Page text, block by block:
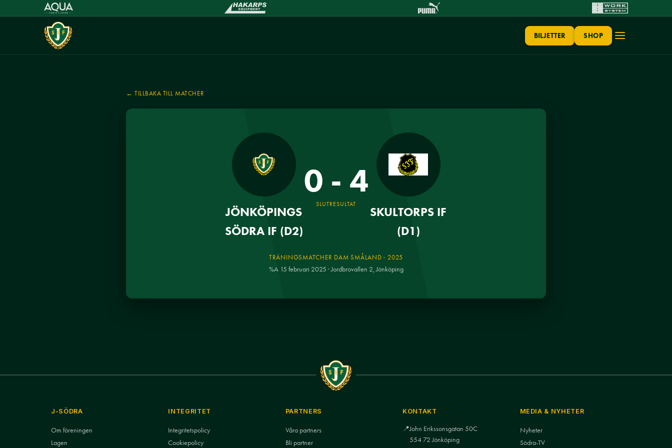
BILJETTER SHOP
← TILLBAKA TILL MATCHER
JÖNKÖPINGS
SÖDRA IF (D2)
0 - 4
SLUTRESULTAT
SKULTORPS IF
(D1)
TRÄNINGSMATCHER DAM SMÅLAND · 2025
%A 15 februari 2025 · Jordbrovallen 2, Jönköping
J-SÖDRA
Om föreningen
Lagen
INTEGRITET
Integritetspolicy
Cookiepolicy
PARTNERS
Våra partners
Bli partner
KONTAKT
📍John Erikssonsgatan 50C
554 72 Jönköping
MEDIA & NYHETER
Nyheter
Södra-TV